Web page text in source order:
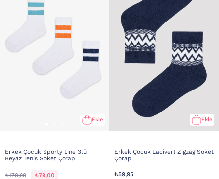
Ekle
Erkek Çocuk Sporty Line 3lü
Beyaz Tenis Soket Çorap
₺179,99 ₺79,00
Ekle
Erkek Çocuk Lacivert Zigzag Soket
Çorap
₺59,95